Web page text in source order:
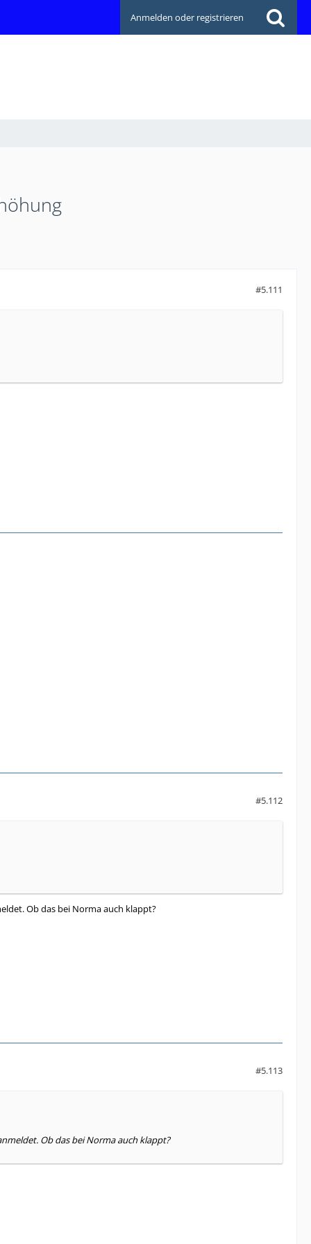
Anmelden oder registrieren
#5.111
#5.112
Ob das bei Norma auch klappt?
#5.113
Ob das bei Norma auch klappt?